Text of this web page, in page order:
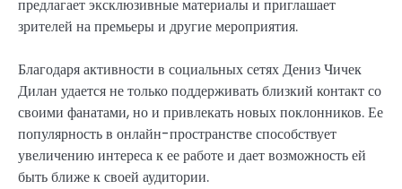
предлагает эксклюзивные материалы и приглашает
зрителей на премьеры и другие мероприятия.
Благодаря активности в социальных сетях Дениз Чичек
Дилан удается не только поддерживать близкий контакт со
своими фанатами, но и привлекать новых поклонников. Ее
популярность в онлайн-пространстве способствует
увеличению интереса к ее работе и дает возможность ей
быть ближе к своей аудитории.